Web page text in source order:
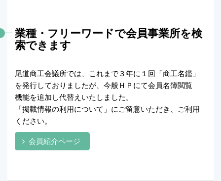
業種・フリーワードで会員事業所を検
索できます
尾道商工会議所では、これまで３年に１回「商工名鑑」
を発行しておりましたが、今般ＨＰにて会員名簿閲覧
機能を追加し代替えいたしました。
「掲載情報の利用について」にご留意いただき、ご利用
ください。
会員紹介ページ